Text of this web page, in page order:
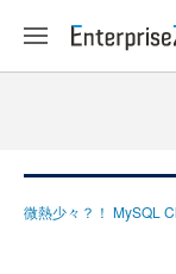
微熱少々？！ MySQL